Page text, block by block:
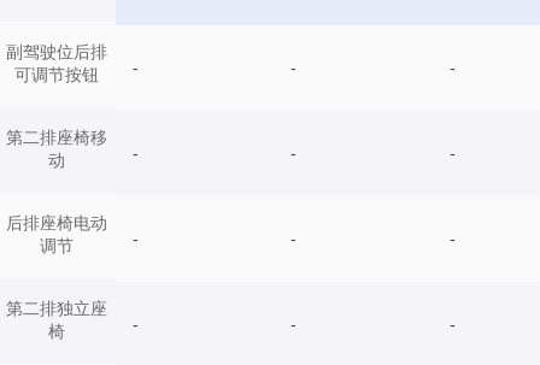
副驾驶位后排
可调节按钮
第二排座椅移
动
后排座椅电动
调节
第二排独立座
椅
- - -
- - -
- - -
- - -